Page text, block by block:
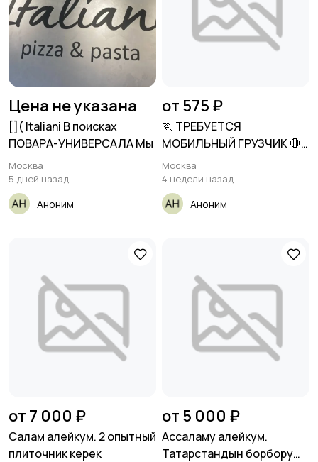
Цена не указана
[​]( Italiani В поисках
ПОВАРА-УНИВЕРСАЛА Мы
Москва
5 дней назад
Аноним
от 575 ₽
🏃 ТРЕБУЕТСЯ
МОБИЛЬНЫЙ ГРУЗЧИК 🛑
💸Ставка 575
Москва
4 недели назад
Аноним
от 7 000 ₽
Салам алейкум. 2 опытный
плиточник керек
от 5 000 ₽
Ассаламу алейкум.
Татарстандын борбору